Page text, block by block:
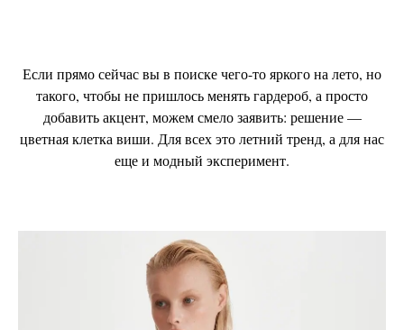
Если прямо сейчас вы в поиске чего-то яркого на лето, но
такого, чтобы не пришлось менять гардероб, а просто
добавить акцент, можем смело заявить: решение —
цветная клетка виши. Для всех это летний тренд, а для нас
еще и модный эксперимент.